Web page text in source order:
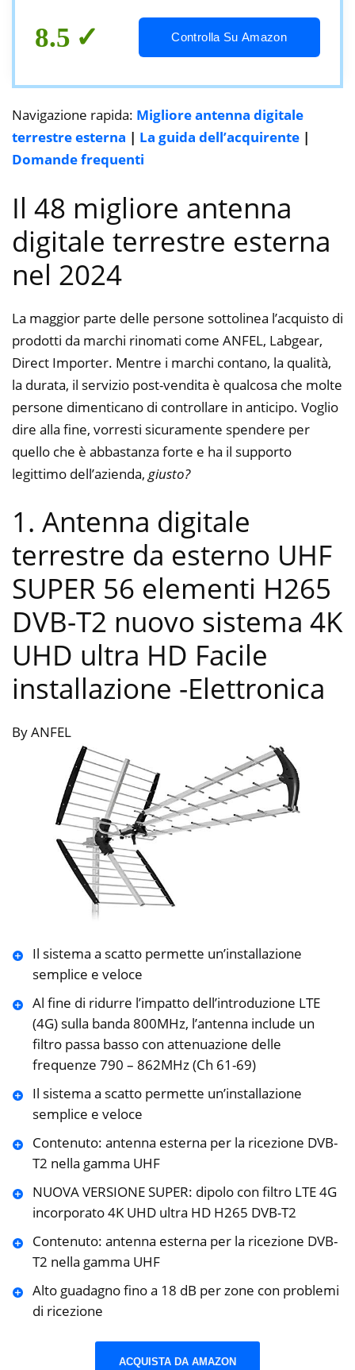
8.5 Controlla Su Amazon
Navigazione rapida: Migliore antenna digitale
terrestre esterna | La guida dell’acquirente |
Domande frequenti
Il 48 migliore antenna
digitale terrestre esterna
nel 2024
La maggior parte delle persone sottolinea l’acquisto di
prodotti da marchi rinomati come ANFEL, Labgear,
Direct Importer. Mentre i marchi contano, la qualità,
la durata, il servizio post-vendita è qualcosa che molte
persone dimenticano di controllare in anticipo. Voglio
dire alla fine, vorresti sicuramente spendere per
quello che è abbastanza forte e ha il supporto
legittimo dell’azienda, giusto?
1. Antenna digitale
terrestre da esterno UHF
SUPER 56 elementi H265
DVB-T2 nuovo sistema 4K
UHD ultra HD Facile
installazione -Elettronica
By ANFEL
Il sistema a scatto permette un’installazione
semplice e veloce
Al fine di ridurre l’impatto dell’introduzione LTE
(4G) sulla banda 800MHz, l’antenna include un
filtro passa basso con attenuazione delle
frequenze 790 – 862MHz (Ch 61-69)
Il sistema a scatto permette un’installazione
semplice e veloce
Contenuto: antenna esterna per la ricezione DVB-
T2 nella gamma UHF
NUOVA VERSIONE SUPER: dipolo con filtro LTE 4G
incorporato 4K UHD ultra HD H265 DVB-T2
Contenuto: antenna esterna per la ricezione DVB-
T2 nella gamma UHF
Alto guadagno fino a 18 dB per zone con problemi
di ricezione
ACQUISTA DA AMAZON